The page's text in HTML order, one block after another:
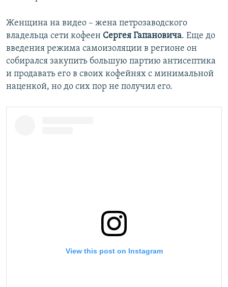
Женщина на видео – жена петрозаводского
владельца сети кофеен Сергея Гапановича. Еще до
введения режима самоизоляции в регионе он
собирался закупить большую партию антисептика
и продавать его в своих кофейнях с минимальной
наценкой, но до сих пор не получил его.